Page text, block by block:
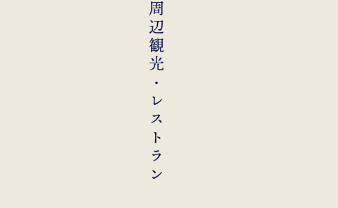
周辺観光・レストラン